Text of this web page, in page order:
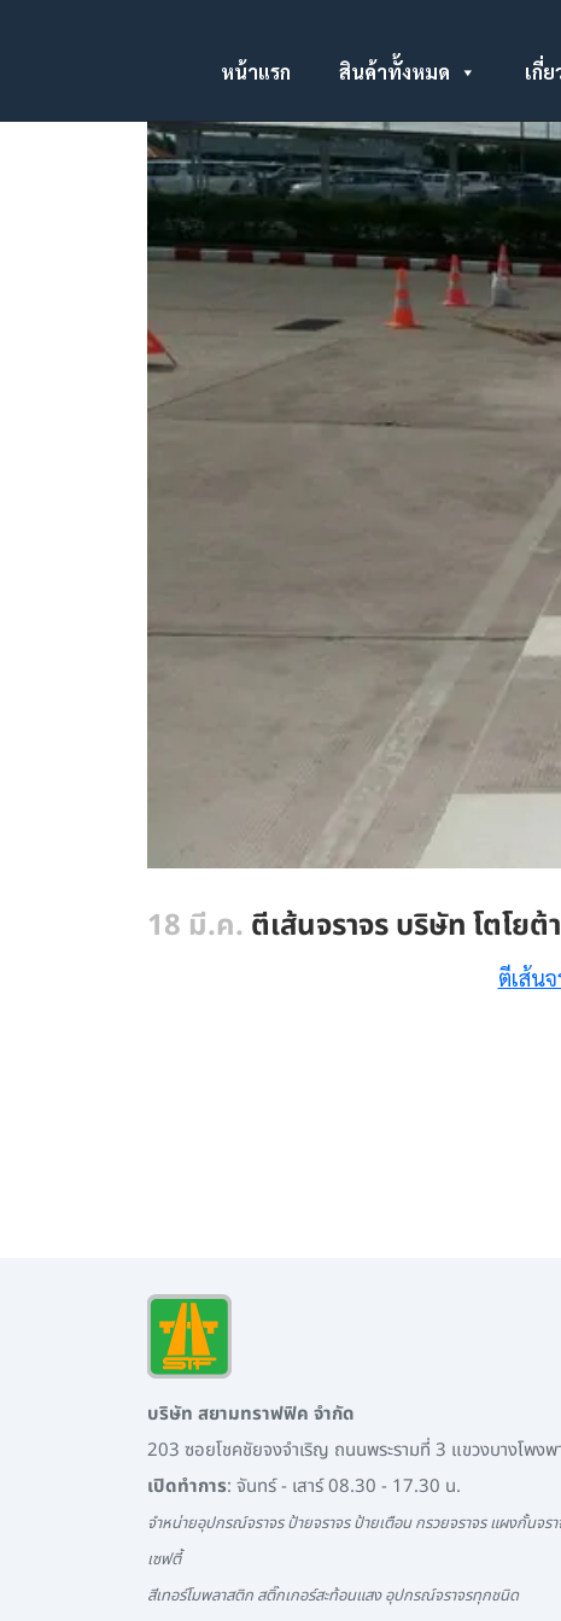
หน้าแรก สินค้าทั้งหมด เกี่ย
18 มี.ค. ตีเส้นจราจร บริษัท โตโยต้
ตีเส้น
บริษัท สยามทราฟฟิค จำกัด
203 ซอยโชคชัยจงจำเริญ ถนนพระรามที่ 3 แขวงบางโพง
เปิดทำการ: จันทร์ - เสาร์ 08.30 - 17.30 น.
จำหน่ายอุปกรณ์จราจร ป้ายจราจร ป้ายเตือน กรวยจราจร แผงกั้นจร
เซฟตี้
สีเทอร์โมพลาสติก สติ๊กเกอร์สะท้อนแสง อุปกรณ์จราจรทุกชนิด